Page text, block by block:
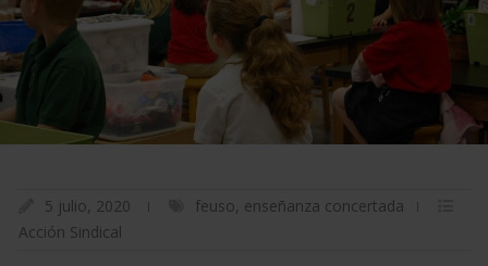
5 julio, 2020 feuso, enseñanza concertada
Acción Sindical